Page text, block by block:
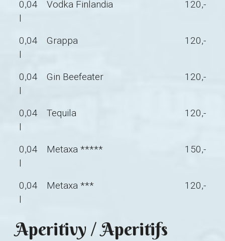
0,04
l
Vodka Finlandia 120,-
0,04
l
Grappa 120,-
0,04
l
Gin Beefeater 120,-
0,04
l
Tequila 120,-
0,04
l
Metaxa ***** 150,-
0,04
l
Metaxa *** 120,-
Aperitivy / Aperitifs